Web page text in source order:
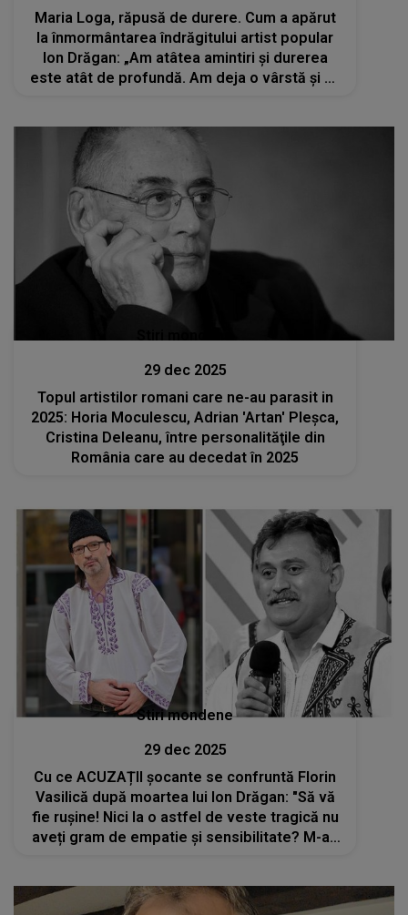
Maria Loga, răpusă de durere. Cum a apărut
la înmormântarea îndrăgitului artist popular
Ion Drăgan: „Am atâtea amintiri și durerea
este atât de profundă. Am deja o vârstă și nu
29 dec 2025
Topul artistilor romani care ne-au parasit in
2025: Horia Moculescu, Adrian 'Artan' Pleşca,
Cristina Deleanu, între personalităţile din
România care au decedat în 2025
Stiri mondene
29 dec 2025
Cu ce ACUZAȚII șocante se confruntă Florin
Vasilică după moartea lui Ion Drăgan: "Să vă
fie rușine! Nici la o astfel de veste tragică nu
aveți gram de empatie și sensibilitate? M-au